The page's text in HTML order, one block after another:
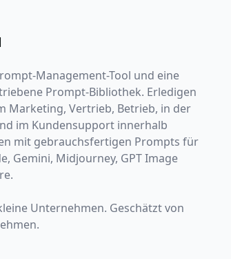
Management-Tool und eine
Prompt-Bibliothek. Erledigen
Marketing, Vertrieb, Betrieb, in der
im Kundensupport innerhalb
mit gebrauchsfertigen Prompts für
Gemini, Midjourney, GPT Image
Unternehmen. Geschätzt von